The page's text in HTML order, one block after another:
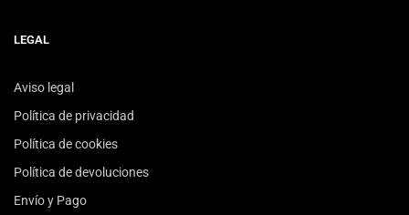
LEGAL
Aviso legal
Política de privacidad
Política de cookies
Política de devoluciones
Envío y Pago